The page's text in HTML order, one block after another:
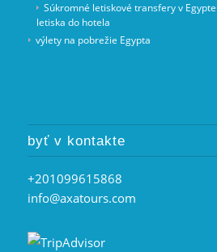
Súkromné letiskové transfery v
letiska do hotela
výlety na pobrežie Egypta
byť v kontakte
+201099615868
info@axatours.com